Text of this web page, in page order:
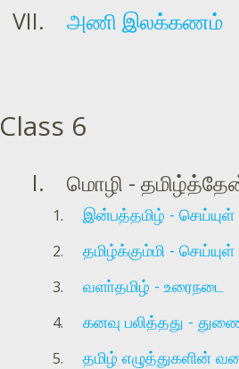
அணி இலக்கணம்
Class 6
மொழி -
இன்பத்தமிழ் - செய்யுள்
தமிழ்க்கும்மி - செய்யுள்
வளா்தமிழ் - உரைநடை
கனவு பலித்தது -
தமிழ் எழுத்துகளின்